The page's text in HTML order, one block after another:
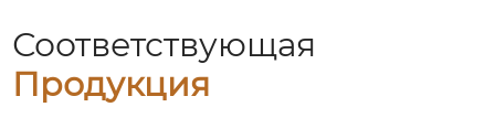
Соответствующая
Продукция